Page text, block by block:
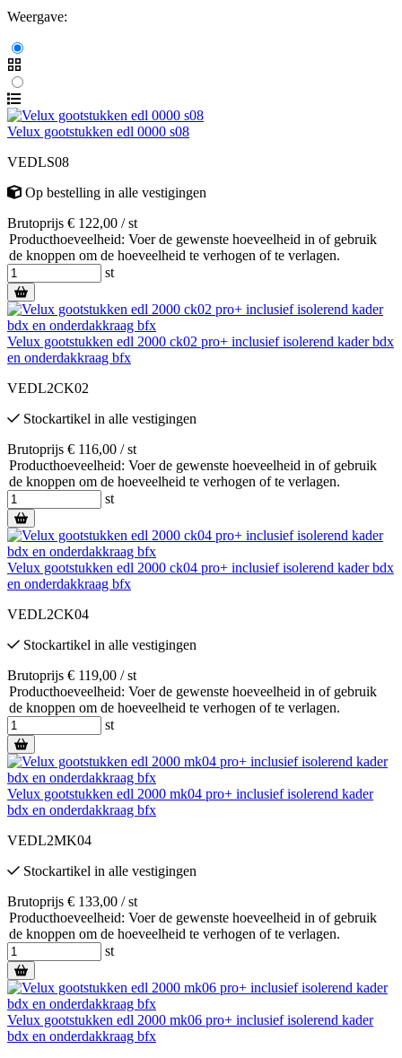
Weergave:
Velux gootstukken edl 0000 s08
VEDLS08
Op bestelling in alle vestigingen
Brutoprijs € 122,00 / st
Producthoeveelheid: Voer de gewenste hoeveelheid in of gebruik
de knoppen om de hoeveelheid te verhogen of te verlagen.
st
Velux gootstukken edl 2000 ck02 pro+ inclusief isolerend kader bdx
en onderdakkraag bfx
VEDL2CK02
Stockartikel in alle vestigingen
Brutoprijs € 116,00 / st
Producthoeveelheid: Voer de gewenste hoeveelheid in of gebruik
de knoppen om de hoeveelheid te verhogen of te verlagen.
st
Velux gootstukken edl 2000 ck04 pro+ inclusief isolerend kader bdx
en onderdakkraag bfx
VEDL2CK04
Stockartikel in alle vestigingen
Brutoprijs € 119,00 / st
Producthoeveelheid: Voer de gewenste hoeveelheid in of gebruik
de knoppen om de hoeveelheid te verhogen of te verlagen.
st
Velux gootstukken edl 2000 mk04 pro+ inclusief isolerend kader
bdx en onderdakkraag bfx
VEDL2MK04
Stockartikel in alle vestigingen
Brutoprijs € 133,00 / st
Producthoeveelheid: Voer de gewenste hoeveelheid in of gebruik
de knoppen om de hoeveelheid te verhogen of te verlagen.
st
Velux gootstukken edl 2000 mk06 pro+ inclusief isolerend kader
bdx en onderdakkraag bfx